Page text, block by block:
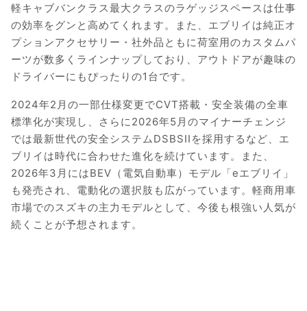
軽キャブバンクラス最大クラスのラゲッジスペースは仕事
の効率をグンと高めてくれます。また、エブリイは純正オ
プションアクセサリー・社外品ともに荷室用のカスタムパ
ーツが数多くラインナップしており、アウトドアが趣味の
ドライバーにもぴったりの1台です。
2024年2月の一部仕様変更でCVT搭載・安全装備の全車
標準化が実現し、さらに2026年5月のマイナーチェンジ
では最新世代の安全システムDSBSIIを採用するなど、エ
ブリイは時代に合わせた進化を続けています。また、
2026年3月にはBEV（電気自動車）モデル「eエブリイ」
も発売され、電動化の選択肢も広がっています。軽商用車
市場でのスズキの主力モデルとして、今後も根強い人気が
続くことが予想されます。